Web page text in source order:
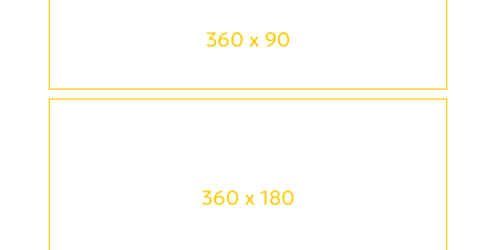
360 x 90
360 x 180